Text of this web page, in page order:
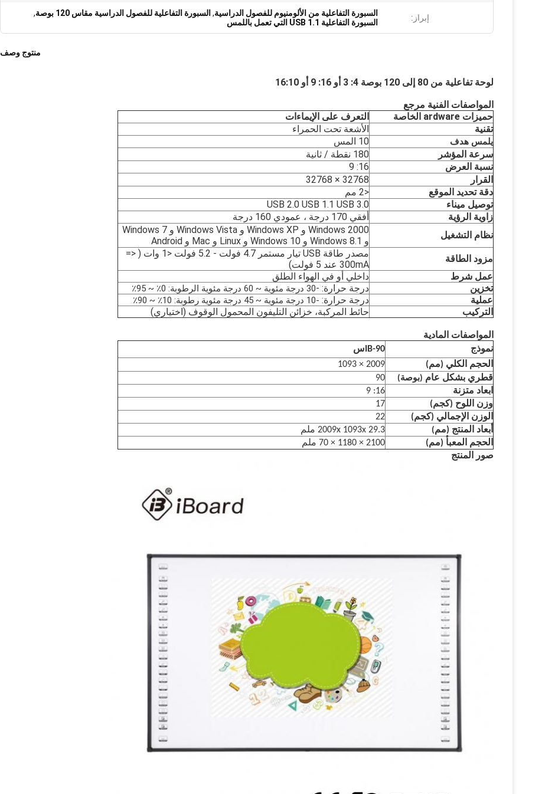
إبراز: السبورة التفاعلية من الألومنيوم للفصول الدراسية, السبورة التفاعلية للفصول الدراسية مقاس 120 بوصة
,
السبورة التفاعلية USB 1.1 التي تعمل باللمس
منتوج وصف
لوحة تفاعلية من 80 إلى 120 بوصة 4: 3 أو 16: 9 أو 16:10
المواصفات الفنية مرجع
حميزات ardware الخاصة
التعرف على الإيماءات
تقنية
الأشعة تحت الحمراء
يلمس هدف
10 المس
سرعة المؤشر
180 نقطة / ثانية
نسبة العرض
16: 9
القرار
32768 × 32768
دقة تحديد الموقع
<2 مم
توصيل ميناء
USB 2.0 USB 1.1 USB 3.0
زاوية الرؤية
أفقي 170 درجة ، عمودي 160 درجة
نظام التشغيل
Windows 2000 و Windows XP و Windows Vista و Windows 7
و Windows 8.1 و Windows 10 و Linux و Mac و Android
مزود الطاقة
مصدر طاقة USB تيار مستمر 4.7 فولت - 5.2 فولت <1 وات (
<=
300mA عند 5 فولت)
عمل شرط داخلي أو في الهواء الطلق
تخزين
درجة حرارة: -30 درجة مئوية ~ 60 درجة مئوية الرطوبة: 0٪ ~ 95٪
عملية درجة حرارة: -10 درجة مئوية ~ 45 درجة مئوية رطوبة: 10٪ ~ 90٪
التركيب حائط المركبة، خزائن التليفون المحمول الوقوف (اختياري)
المواصفات المادية
نموذج IB-90 س
الحجم الكلي (مم)
2009 × 1093
قطري بشكل عام (بوصة)
90
ابعاد متزنة
16: 9
وزن اللوح (كجم)
17
الوزن الإجمالي (كجم)
22
أبعاد المنتج (مم)
2009x 1093x 29.3 ملم
الحجم المعبأ (مم)
2100 × 1180 × 70 ملم
صور المنتج